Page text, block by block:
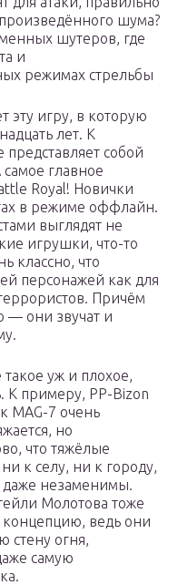
шума?
шутеров, где
и
режимах стрельбы
эту игру, в которую
лет. К
собой
главное
Royal! Новички
в режиме оффлайн.
выглядят не
игрушки, что-то
классно, что
персонажей как для
Причём
— они звучат и
уж и плохое,
К примеру, PP-Bizon
MAG-7 очень
но
что тяжёлые
к селу, ни к городу,
даже незаменимы.
Молотова тоже
ведь они
стену огня,
самую